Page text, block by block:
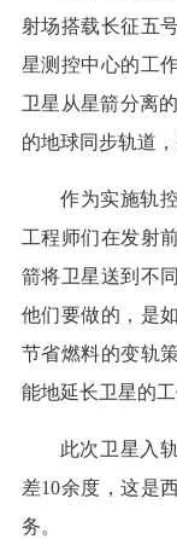
射场搭载长征五
星测控中心的工
卫星从星箭分离
的地球同步轨道
作为实施轨
工程师们在发射
箭将卫星送到不
他们要做的，是
节省燃料的变轨
能地延长卫星的工
此次卫星入
差10余度，这是
务。